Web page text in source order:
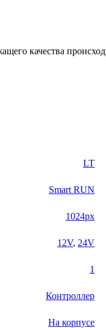
качества
LT
Smart RUN
1024px
12V, 24V
1
Контроллер
На корпусе